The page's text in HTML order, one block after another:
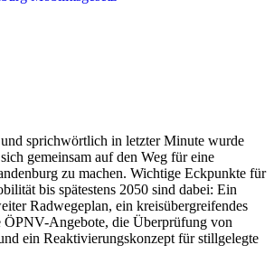
sprichwörtlich in letzter Minute wurde
gemeinsam auf den Weg für eine
zu machen. Wichtige Eckpunkte für
bis spätestens 2050 sind dabei: Ein
Radwegeplan, ein kreisübergreifendes
ÖPNV-Angebote, die Überprüfung von
ein Reaktivierungskonzept für stillgelegte